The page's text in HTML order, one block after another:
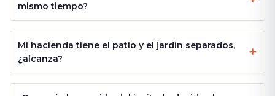
mismo tiempo?
Mi hacienda tiene el patio y el jardín separados,
¿alcanza?